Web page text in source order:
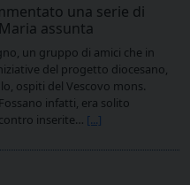
una serie di
assunta
un gruppo di amici che in
del progetto diocesano,
ospiti del Vescovo mons.
infatti, era solito
inserite… [...]